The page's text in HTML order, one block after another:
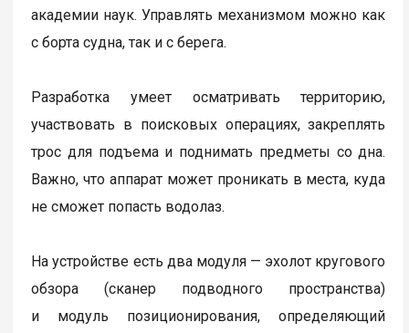
академии наук. Управлять механизмом можно как
с борта судна, так и с берега.
Разработка умеет осматривать территорию,
участвовать в поисковых операциях, закреплять
трос для подъема и поднимать предметы со дна.
Важно, что аппарат может проникать в места, куда
не сможет попасть водолаз.
На устройстве есть два модуля — эхолот кругового
обзора (сканер подводного пространства)
и модуль позиционирования, определяющий